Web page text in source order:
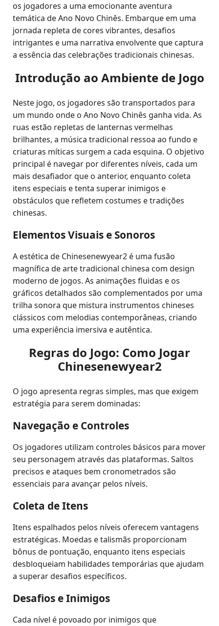
os jogadores a uma emocionante aventura
temática de Ano Novo Chinês. Embarque em uma
jornada repleta de cores vibrantes, desafios
intrigantes e uma narrativa envolvente que captura
a essência das celebrações tradicionais chinesas.
Introdução ao Ambiente de Jogo
Neste jogo, os jogadores são transportados para
um mundo onde o Ano Novo Chinês ganha vida. As
ruas estão repletas de lanternas vermelhas
brilhantes, a música tradicional ressoa ao fundo e
criaturas míticas surgem a cada esquina. O objetivo
principal é navegar por diferentes níveis, cada um
mais desafiador que o anterior, enquanto coleta
itens especiais e tenta superar inimigos e
obstáculos que refletem costumes e tradições
chinesas.
Elementos Visuais e Sonoros
A estética de Chinesenewyear2 é uma fusão
magnífica de arte tradicional chinesa com design
moderno de jogos. As animações fluidas e os
gráficos detalhados são complementados por uma
trilha sonora que mistura instrumentos chineses
clássicos com melodias contemporâneas, criando
uma experiência imersiva e autêntica.
Regras do Jogo: Como Jogar
Chinesenewyear2
O jogo apresenta regras simples, mas que exigem
estratégia para serem dominadas:
Navegação e Controles
Os jogadores utilizam controles básicos para mover
seu personagem através das plataformas. Saltos
precisos e ataques bem cronometrados são
essenciais para avançar pelos níveis.
Coleta de Itens
Itens espalhados pelos níveis oferecem vantagens
estratégicas. Moedas e talismãs proporcionam
bônus de pontuação, enquanto itens especiais
desbloqueiam habilidades temporárias que ajudam
a superar desafios específicos.
Desafios e Inimigos
Cada nível é povoado por inimigos que